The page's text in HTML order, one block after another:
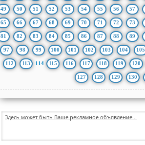
49 50 51 52 53 54 55 56 57
65 66 67 68 69 70 71 72 73
81 82 83 84 85 86 87 88 89
97 98 99 100 101 102 103 104 105
112 113 114 115 116 117 118 119 120
127 128 129 130
Здесь может быть Ваше рекламное объявление...